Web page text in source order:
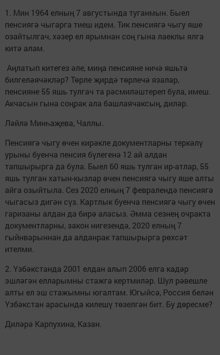
1. Мин 1964 елның 7 августында туганмын. Быел
пенсиягә чыгарга тиеш идем. Тик пенсиягә чыгу яше
озайтылгач, хәзер ел ярымнан соң гына лаеклы ялга
китә алам.
Аңлатып китегез әле, миңа пенсияне ничә яшьтә
билгеләячәкләр? Төрле җирдә төрлечә язалар,
пенсияне 55 яшь тулгач та рәсмиләштереп була, имеш.
Акчасын гына соңрак ала башлаячаксың, диләр.
Ләйлә Минһаҗева, Чаллы.
Пенсиягә чыгу өчен кирәкле документларны теркәлү
урыны буенча пенсия бүлегенә 12 ай алдан
тапшырырга да була. Быел 60 яшь тулган ир-атлар, 55
яшь тулган хатын-кызлар өчен пенсиягә чыгу яше алты
айга озыйтыла. Сез 2020 елның 7 февралендә пенсиягә
чыгасыз дигән сүз. Картлык буенча пенсиягә чыгу өчен
гаризаны алдан да бирә аласыз. Әмма сезнең очракта
документларны, закон нигезендә, 2020 елның 7
гыйнварыннан да алданрак тапшырырга рөхсәт
ителми.
2. Үзбәкстанда 2001 елдан алып 2006 елга кадәр
эшләгән елларымны стажга кертмиләр. Шул рәвешле
алты ел эш стажымны югалтам. Югыйсә, Россия белән
Үзбәкстан арасында килешү төзелгән бит. Бу дөресме?
Диләрә Карпухина, Казан.